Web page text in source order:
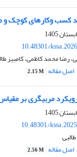
وکارهای کوچک و
10.48301/
رضا محمد کاظمی، کامبیز
اصل مقاله 2.15 M
مربیگری بر
10.48301/
اصل مقاله 2.56 M